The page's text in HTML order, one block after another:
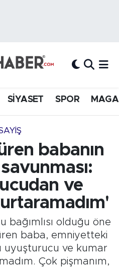
SİYASET SPOR
babanın
ve
olduğu öne
baba, emniyetteki
uyuşturucu ve kumar
Çok pişmanım,
ve Fikstür